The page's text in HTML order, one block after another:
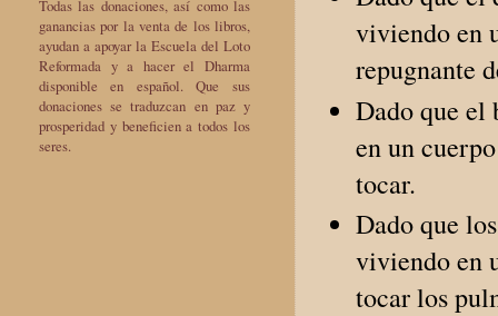
viviendo en
repugnante
Dado que el
en un
tocar.
Dado que
viviendo en
tocar los
Todas las donaciones, así como las
ganancias por la venta de los libros,
ayudan a apoyar la Escuela del Loto
Reformada y a hacer el Dharma
disponible en español. Que sus
donaciones se traduzcan en paz y
prosperidad y beneficien a todos los
seres.